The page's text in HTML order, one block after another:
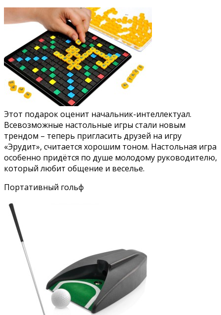
Этот подарок оценит начальник-интеллектуал.
Всевозможные настольные игры стали новым
трендом – теперь пригласить друзей на игру
«Эрудит», считается хорошим тоном. Настольная игра
особенно придётся по душе молодому руководителю,
который любит общение и веселье.
Портативный гольф